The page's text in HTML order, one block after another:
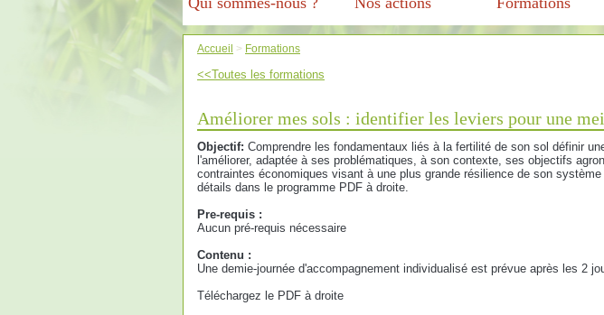
Accueil > Formations
<<Toutes les formations
Améliorer mes sols : identifier les leviers pour une
Objectif: Comprendre les fondamentaux liés à la fertilité de son sol définir
l'améliorer, adaptée à ses problématiques, à son contexte, ses objectifs
contraintes économiques visant à une plus grande résilience de son
détails dans le programme PDF à droite.
Pre-requis :
Aucun pré-requis nécessaire
Contenu :
Une demie-journée d'accompagnement individualisé est prévue après les 2
Téléchargez le PDF à droite